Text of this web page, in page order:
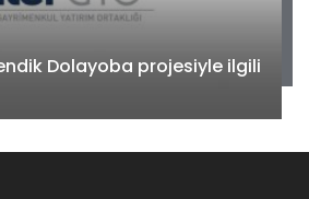
Dolayoba projesiyle ilgili